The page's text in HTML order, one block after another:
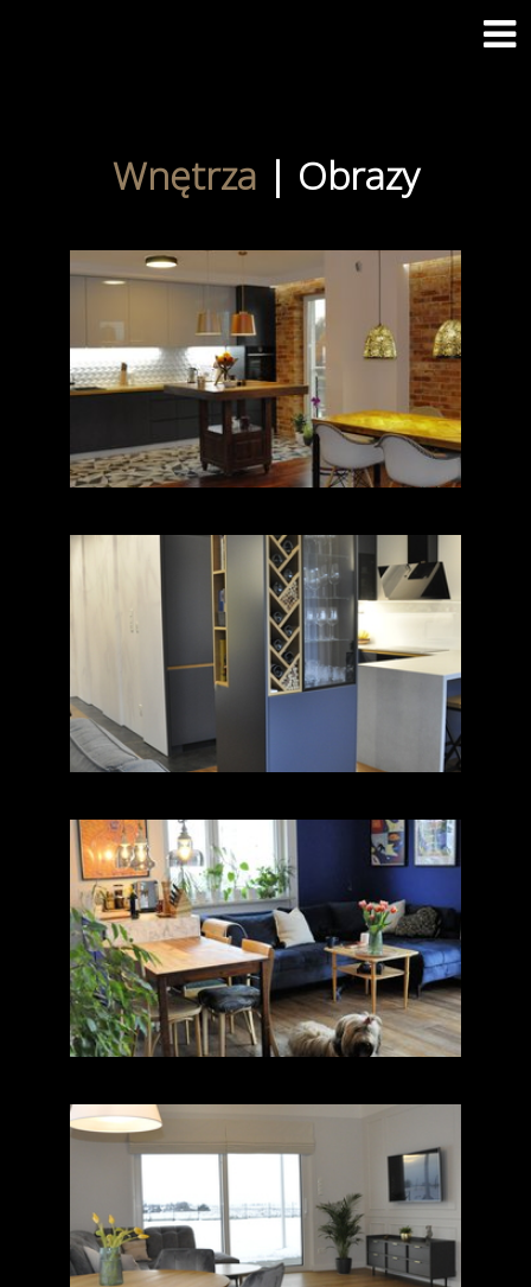
Wnętrza | Obrazy
Mieszkanie ul.
Pożaryskiego
ul. Łąkowa. Dom w
zabudowie szeregowej
Mieszkanie ul. Modlińska
Dom jednorodzinny na
Mazurach II